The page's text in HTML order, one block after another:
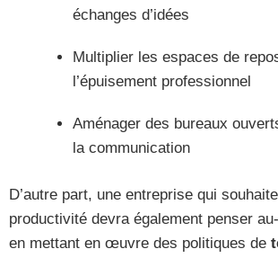
échanges d’idées
Multiplier les espaces de
l’épuisement professionnel
Aménager des bureaux
la communication
D’autre part, une entreprise qui
productivité devra également penser
en mettant en œuvre des politiques de